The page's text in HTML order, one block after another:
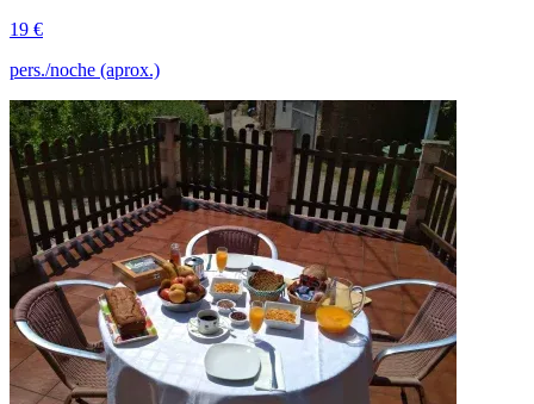
19 €
pers./noche (aprox.)